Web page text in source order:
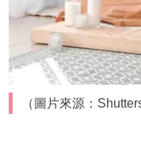
（圖片來源：